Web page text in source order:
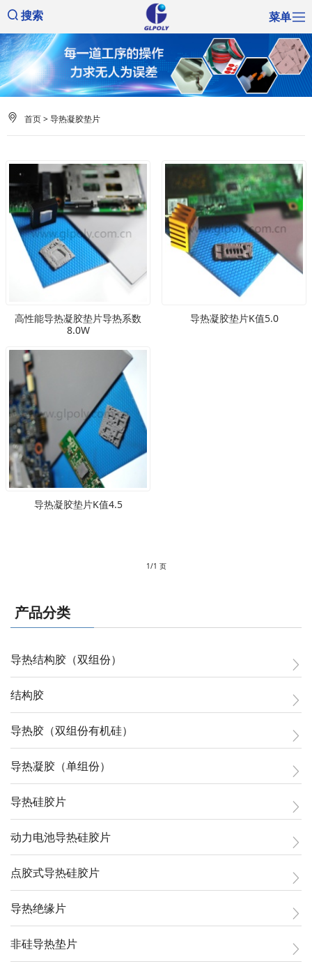
搜索 菜单
首页> 导热凝胶垫片
高性能导热凝胶垫片导热系数
8.0W
导热凝胶垫片K值5.0
导热凝胶垫片K值4.5
1/1 页
产品分类
导热结构胶（双组份）
结构胶
导热胶（双组份有机硅）
导热凝胶（单组份）
导热硅胶片
动力电池导热硅胶片
点胶式导热硅胶片
导热绝缘片
非硅导热垫片